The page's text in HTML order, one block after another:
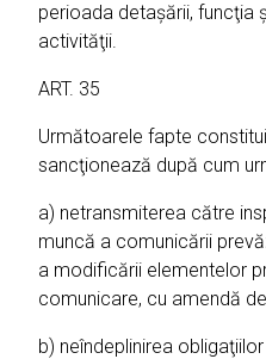
perioada detaşării, funcţia
activităţii.
ART. 35
Următoarele fapte
sancţionează după cum
a) netransmiterea către
muncă a comunicării
a modificării elementelor
comunicare, cu amendă
b) neîndeplinirea